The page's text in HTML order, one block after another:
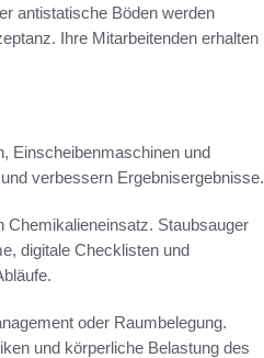
antistatische Böden werden
Ihre Mitarbeitenden erhalten
Einscheibenmaschinen und
verbessern Ergebnisergebnisse.
Chemikalieneinsatz. Staubsauger
digitale Checklisten und
oder Raumbelegung.
und körperliche Belastung des